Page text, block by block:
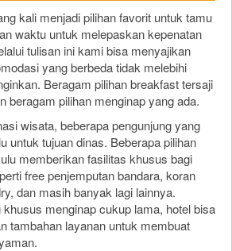
kali menjadi pilihan favorit untuk tamu
waktu untuk melepaskan kepenatan
tulisan ini kami bisa menyajikan
yang berbeda tidak melebihi
Beragam pilihan breakfast tersaji
beragam pilihan menginap yang ada.
wisata, beberapa pengunjung yang
untuk tujuan dinas. Beberapa pilihan
memberikan fasilitas khusus bagi
free penjemputan bandara, koran
dan masih banyak lagi lainnya.
menginap cukup lama, hotel bisa
tambahan layanan untuk membuat